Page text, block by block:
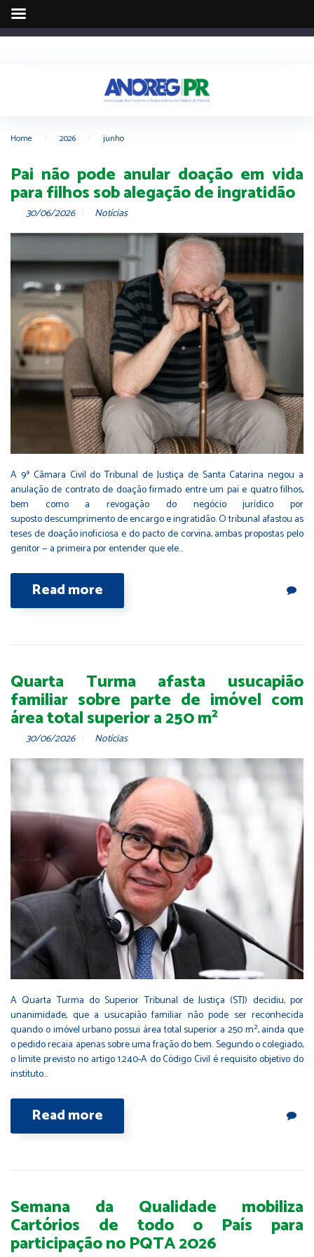
Home 2026 junho
Pai não pode anular doação em vida
para filhos sob alegação de ingratidão
30/06/2026 Notícias
A 9ª Câmara Civil do Tribunal de Justiça de Santa Catarina negou a
anulação de contrato de doação firmado entre um pai e quatro filhos,
bem como a revogação do negócio jurídico por
suposto descumprimento de encargo e ingratidão. O tribunal afastou as
teses de doação inoficiosa e do pacto de corvina, ambas propostas pelo
genitor — a primeira por entender que ele…
Read more
Quarta Turma afasta usucapião
familiar sobre parte de imóvel com
área total superior a 250 m²
30/06/2026 Notícias
A Quarta Turma do Superior Tribunal de Justiça (STJ) decidiu, por
unanimidade, que a usucapião familiar não pode ser reconhecida
quando o imóvel urbano possui área total superior a 250 m², ainda que
o pedido recaia apenas sobre uma fração do bem. Segundo o colegiado,
o limite previsto no artigo 1.240-A do Código Civil é requisito objetivo do
instituto…
Read more
Semana da Qualidade mobiliza
Cartórios de todo o País para
participação no PQTA 2026